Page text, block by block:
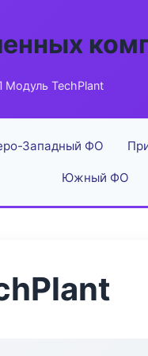
TechPlant
Западный ФО
Южный ФО